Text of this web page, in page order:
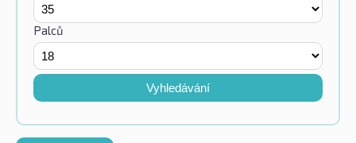
Palců
Vyhledávání